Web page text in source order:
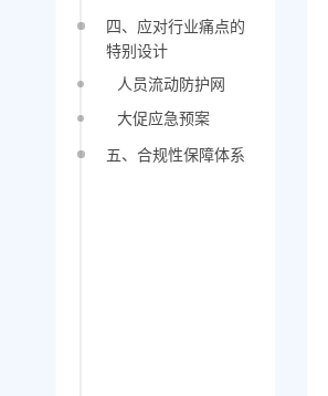
四、应对行业痛点的
特别设计
人员流动防护网
大促应急预案
五、合规性保障体系